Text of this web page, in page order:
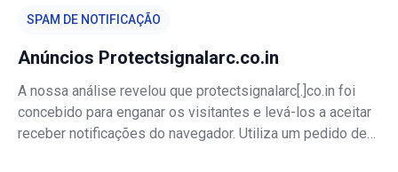
SPAM DE NOTIFICAÇÃO
Anúncios Protectsignalarc.co.in
A nossa análise revelou que protectsignalarc[.]co.in foi
concebido para enganar os visitantes e levá-los a aceitar
receber notificações do navegador. Utiliza um pedido de